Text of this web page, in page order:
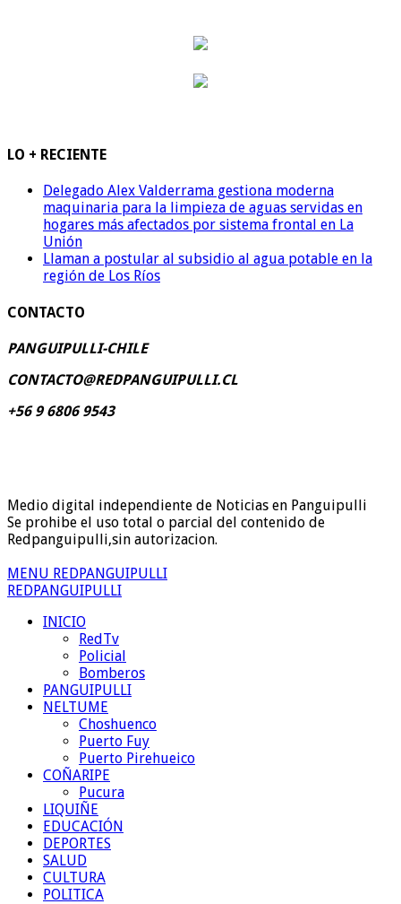
LO + RECIENTE
Delegado Alex Valderrama gestiona moderna
maquinaria para la limpieza de aguas servidas en
hogares más afectados por sistema frontal en La
Unión
Llaman a postular al subsidio al agua potable en la
región de Los Ríos
CONTACTO
PANGUIPULLI-CHILE
CONTACTO@REDPANGUIPULLI.CL
+56 9 6806 9543
Medio digital independiente de Noticias en Panguipulli
Se prohibe el uso total o parcial del contenido de
Redpanguipulli,sin autorizacion.
MENU REDPANGUIPULLI
REDPANGUIPULLI
INICIO
RedTv
Policial
Bomberos
PANGUIPULLI
NELTUME
Choshuenco
Puerto Fuy
Puerto Pirehueico
COÑARIPE
Pucura
LIQUIÑE
EDUCACIÓN
DEPORTES
SALUD
CULTURA
POLITICA